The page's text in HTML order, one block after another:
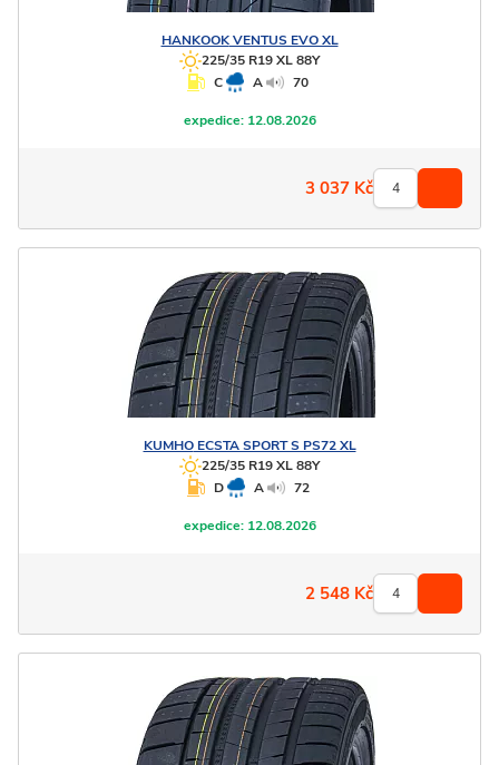
HANKOOKVENTUS EVO XL
225/35 R19 XL 88Y
C
A 70
expedice:12.08.2026
3 037 Kč
KUMHOECSTA SPORT S PS72 XL
225/35 R19 XL 88Y
D
A 72
expedice:12.08.2026
2 548 Kč